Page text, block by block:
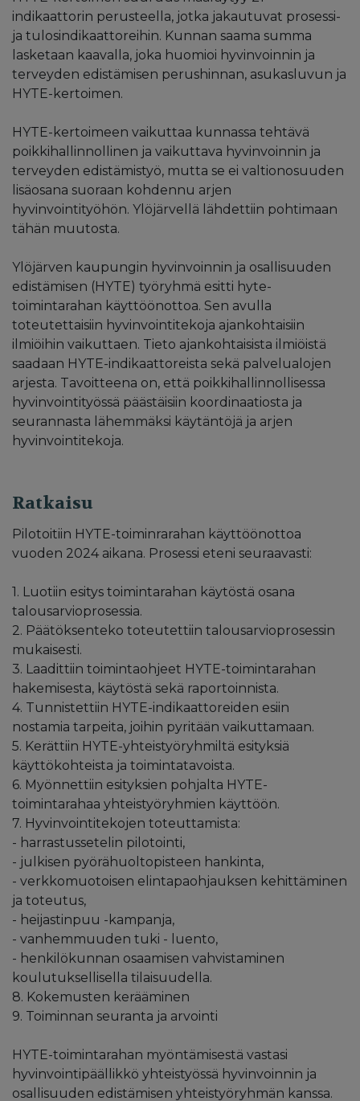
indikaattorin perusteella, jotka jakautuvat prosessi-
ja tulosindikaattoreihin. Kunnan saama summa
lasketaan kaavalla, joka huomioi hyvinvoinnin ja
terveyden edistämisen perushinnan, asukasluvun ja
HYTE-kertoimen.
HYTE-kertoimeen vaikuttaa kunnassa tehtävä
poikkihallinnollinen ja vaikuttava hyvinvoinnin ja
terveyden edistämistyö, mutta se ei valtionosuuden
lisäosana suoraan kohdennu arjen
hyvinvointityöhön. Ylöjärvellä lähdettiin pohtimaan
tähän muutosta.
Ylöjärven kaupungin hyvinvoinnin ja osallisuuden
edistämisen (HYTE) työryhmä esitti hyte-
toimintarahan käyttöönottoa. Sen avulla
toteutettaisiin hyvinvointitekoja ajankohtaisiin
ilmiöihin vaikuttaen. Tieto ajankohtaisista ilmiöistä
saadaan HYTE-indikaattoreista sekä palvelualojen
arjesta. Tavoitteena on, että poikkihallinnollisessa
hyvinvointityössä päästäisiin koordinaatiosta ja
seurannasta lähemmäksi käytäntöjä ja arjen
hyvinvointitekoja.
Ratkaisu
Pilotoitiin HYTE-toiminrarahan käyttöönottoa
vuoden 2024 aikana. Prosessi eteni seuraavasti:
1. Luotiin esitys toimintarahan käytöstä osana
talousarvioprosessia.
2. Päätöksenteko toteutettiin talousarvioprosessin
mukaisesti.
3. Laadittiin toimintaohjeet HYTE-toimintarahan
hakemisesta, käytöstä sekä raportoinnista.
4. Tunnistettiin HYTE-indikaattoreiden esiin
nostamia tarpeita, joihin pyritään vaikuttamaan.
5. Kerättiin HYTE-yhteistyöryhmiltä esityksiä
käyttökohteista ja toimintatavoista.
6. Myönnettiin esityksien pohjalta HYTE-
toimintarahaa yhteistyöryhmien käyttöön.
7. Hyvinvointitekojen toteuttamista:
- harrastussetelin pilotointi,
- julkisen pyörähuoltopisteen hankinta,
- verkkomuotoisen elintapaohjauksen kehittäminen
ja toteutus,
- heijastinpuu -kampanja,
- vanhemmuuden tuki - luento,
- henkilökunnan osaamisen vahvistaminen
koulutuksellisella tilaisuudella.
8. Kokemusten kerääminen
9. Toiminnan seuranta ja arvointi
HYTE-toimintarahan myöntämisestä vastasi
hyvinvointipäällikkö yhteistyössä hyvinvoinnin ja
osallisuuden edistämisen yhteistyöryhmän kanssa.